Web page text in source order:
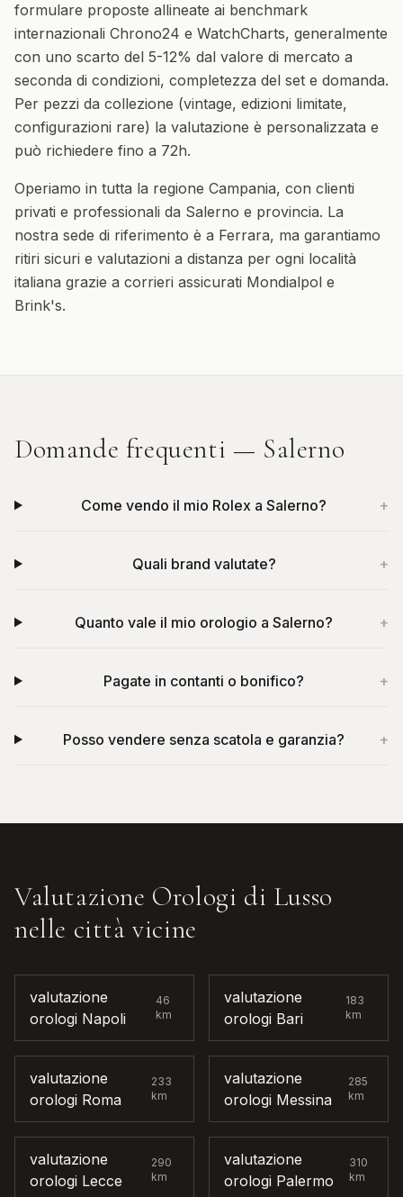
formulare proposte allineate ai benchmark
internazionali Chrono24 e WatchCharts, generalmente
con uno scarto del 5-12% dal valore di mercato a
seconda di condizioni, completezza del set e domanda.
Per pezzi da collezione (vintage, edizioni limitate,
configurazioni rare) la valutazione è personalizzata e
può richiedere fino a 72h.
Operiamo in tutta la regione Campania, con clienti
privati e professionali da Salerno e provincia. La
nostra sede di riferimento è a Ferrara, ma garantiamo
ritiri sicuri e valutazioni a distanza per ogni località
italiana grazie a corrieri assicurati Mondialpol e
Brink's.
Domande frequenti — Salerno
Come vendo il mio Rolex a Salerno? +
Quali brand valutate? +
Quanto vale il mio orologio a Salerno? +
Pagate in contanti o bonifico? +
Posso vendere senza scatola e garanzia? +
Valutazione Orologi di Lusso
nelle città vicine
valutazione
orologi Napoli
46
km
valutazione
orologi Bari
183
km
valutazione
orologi Roma
233
km
valutazione
orologi Messina
285
km
valutazione
orologi Lecce
290
km
valutazione
orologi Palermo
310
km